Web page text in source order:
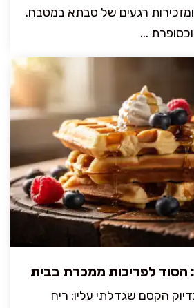
רגעים של סבתא במטבח.
...
הסוד לפריכות ממכרת בבית
הקסם שגדלתי עליו: ריח